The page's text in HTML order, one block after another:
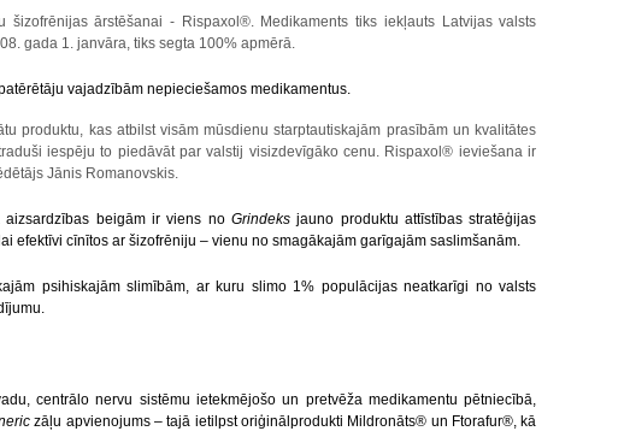
šizofrēnijas ārstēšanai - Rispaxol®. Medikaments tiks iekļauts Latvijas valsts
gada 1. janvāra, tiks segta 100% apmērā.
vajadzībām nepieciešamos medikamentus.
produktu, kas atbilst visām mūsdienu starptautiskajām prasībām un kvalitātes
iespēju to piedāvāt par valstij visizdevīgāko cenu. Rispaxol® ieviešana ir
Jānis Romanovskis.
aizsardzības beigām ir viens no Grindeksjauno produktu attīstības stratēģijas
efektīvi cīnītos ar šizofrēniju – vienu no smagākajām garīgajām saslimšanām.
psihiskajām slimībām, ar kuru slimo 1% populācijas neatkarīgi no valsts
centrālo nervu sistēmu ietekmējošo un pretvēža medikamentu pētniecībā,
zāļu apvienojums – tajā ietilpst oriģinālprodukti Mildronāts® un Ftorafur®, kā